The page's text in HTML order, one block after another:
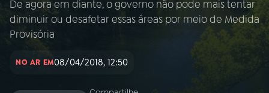
AO VIVO
01
De agora em diante, o governo não pode mais tentar
diminuir ou desafetar essas áreas por meio de Medida
Provisória
NO AR EM08/04/2018, 12:50